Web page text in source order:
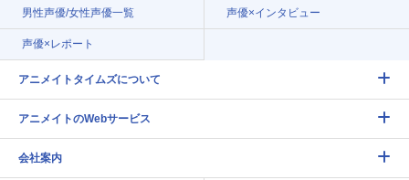
男性声優/女性声優一覧 声優×インタビュー
声優×レポート
アニメイトタイムズについて
アニメイトのWebサービス
会社案内